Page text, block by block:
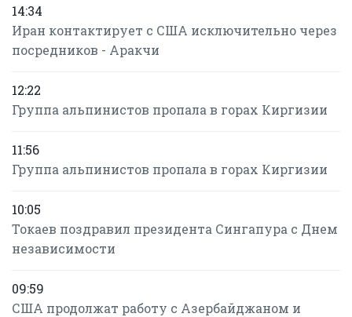
14:34
Иран контактирует с США исключительно через
посредников - Аракчи
12:22
Группа альпинистов пропала в горах Киргизии
11:56
Группа альпинистов пропала в горах Киргизии
10:05
Токаев поздравил президента Сингапура с Днем
независимости
09:59
США продолжат работу с Азербайджаном и